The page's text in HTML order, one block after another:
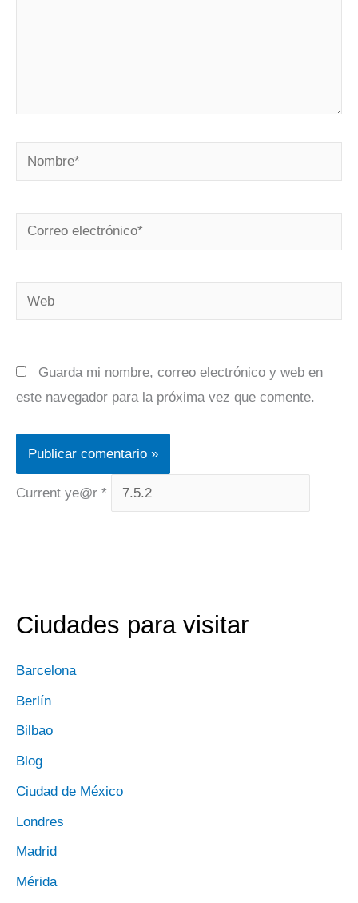
Nombre*
Correo
electrónico*
Web
Guarda mi nombre, correo electrónico y web en
este navegador para la próxima vez que comente.
Current ye@r *
Ciudades para visitar
Barcelona
Berlín
Bilbao
Blog
Ciudad de México
Londres
Madrid
Mérida